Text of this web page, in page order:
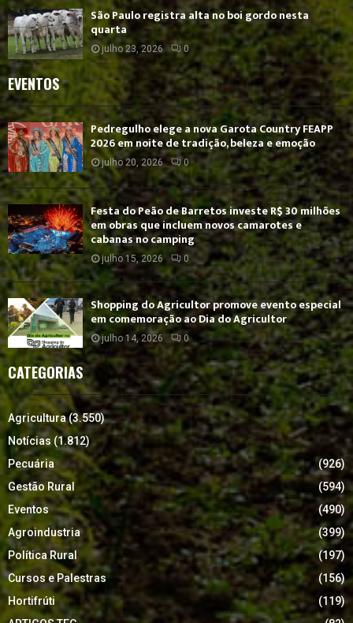
São Paulo registra alta no boi gordo nesta
quarta
julho 23, 2026 0
EVENTOS
Pedregulho elege a nova Garota Country FEAPP
2026 em noite de tradição, beleza e emoção
julho 20, 2026 0
Festa do Peão de Barretos investe R$ 30 milhões
em obras que incluem novos camarotes e
cabanas no camping
julho 15, 2026 0
Shopping do Agricultor promove evento especial
em comemoração ao Dia do Agricultor
julho 14, 2026 0
CATEGORIAS
Agricultura(3.550)
Notícias (1.812)
Pecuária
(926)
Gestão Rural
(594)
Eventos
(490)
Agroindustria
(399)
Política Rural
(197)
Cursos e Palestras
(156)
Hortifrúti
(119)